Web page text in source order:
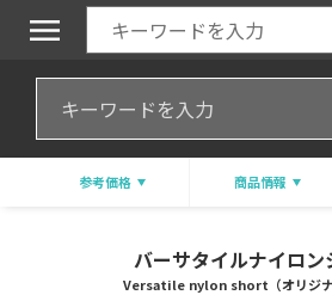
参考価格 商品情報
バーサタイルナイロン
Versatile nylon short（オリジナ